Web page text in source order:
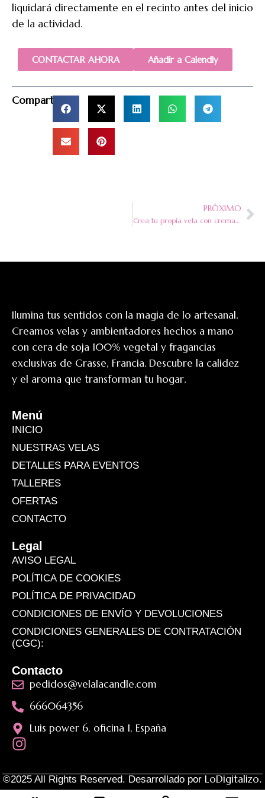
liquidará directamente en el recinto antes del inicio
de la actividad.
CONTACTAR AHORA Añadir a Calendly
Compartir
PRÓXIMO
Crea tu propia vela con crema batida
Ilumina tus sentidos con la magia de lo artesanal.
Creamos velas y ambientadores hechos a mano
con cera de soja 100% vegetal y fragancias
exclusivas de Grasse, Francia. Descubre la calidez
y el aroma que transforman tu hogar.
Menú
INICIO
NUESTRAS VELAS
DETALLES PARA EVENTOS
TALLERES
OFERTAS
CONTACTO
Legal
AVISO LEGAL
POLÍTICA DE COOKIES
POLÍTICA DE PRIVACIDAD
CONDICIONES DE ENVÍO Y DEVOLUCIONES
CONDICIONES GENERALES DE CONTRATACIÓN
(CGC):
Contacto
pedidos@velalacandle.com
666064356
Luis power 6, oficina 1, España
©2025 All Rights Reserved. Desarrollado por LoDigitalizo.